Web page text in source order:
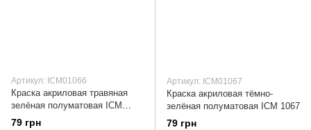
Артикул: ICM01066
Краска акриловая травяная
зелёная полуматовая ICM
1066
79 грн
Артикул: ICM01067
Краска акриловая тёмно-
зелёная полуматовая ICM 1067
79 грн